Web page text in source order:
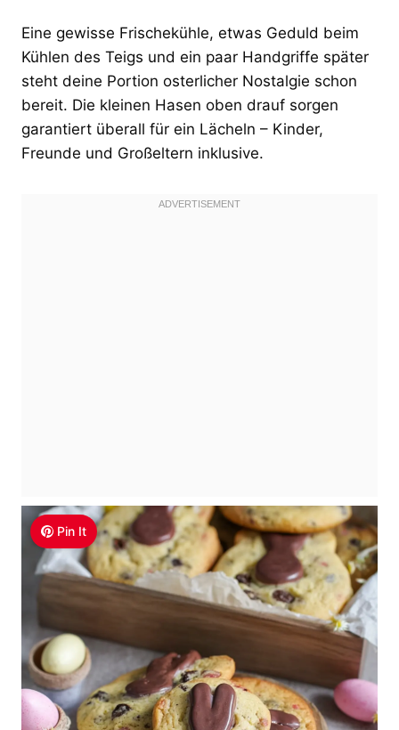
Eine gewisse Frischekühle, etwas Geduld beim
Kühlen des Teigs und ein paar Handgriffe später
steht deine Portion osterlicher Nostalgie schon
bereit. Die kleinen Hasen oben drauf sorgen
garantiert überall für ein Lächeln – Kinder,
Freunde und Großeltern inklusive.
Pin It